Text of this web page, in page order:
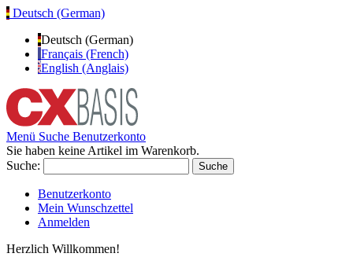
Deutsch (German)
Deutsch (German)
Français (French)
English (Anglais)
Menü Suche Benutzerkonto
Sie haben keine Artikel im Warenkorb.
Suche:
Suche
Benutzerkonto
Mein Wunschzettel
Anmelden
Herzlich Willkommen!